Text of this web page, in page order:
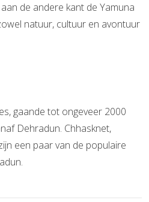
de andere kant de Yamuna
natuur, cultuur en avontuur
gaande tot ongeveer 2000
Dehradun. Chhasknet,
een paar van de populaire